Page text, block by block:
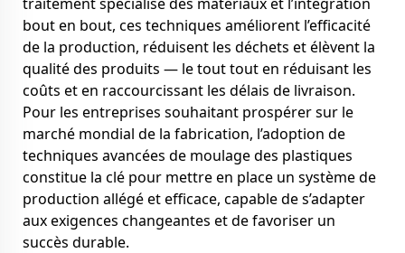
bout en bout, ces techniques améliorent l’efficacité
de la production, réduisent les déchets et élèvent la
qualité des produits — le tout tout en réduisant les
coûts et en raccourcissant les délais de livraison.
Pour les entreprises souhaitant prospérer sur le
marché mondial de la fabrication, l’adoption de
techniques avancées de moulage des plastiques
constitue la clé pour mettre en place un système de
production allégé et efficace, capable de s’adapter
aux exigences changeantes et de favoriser un
succès durable.